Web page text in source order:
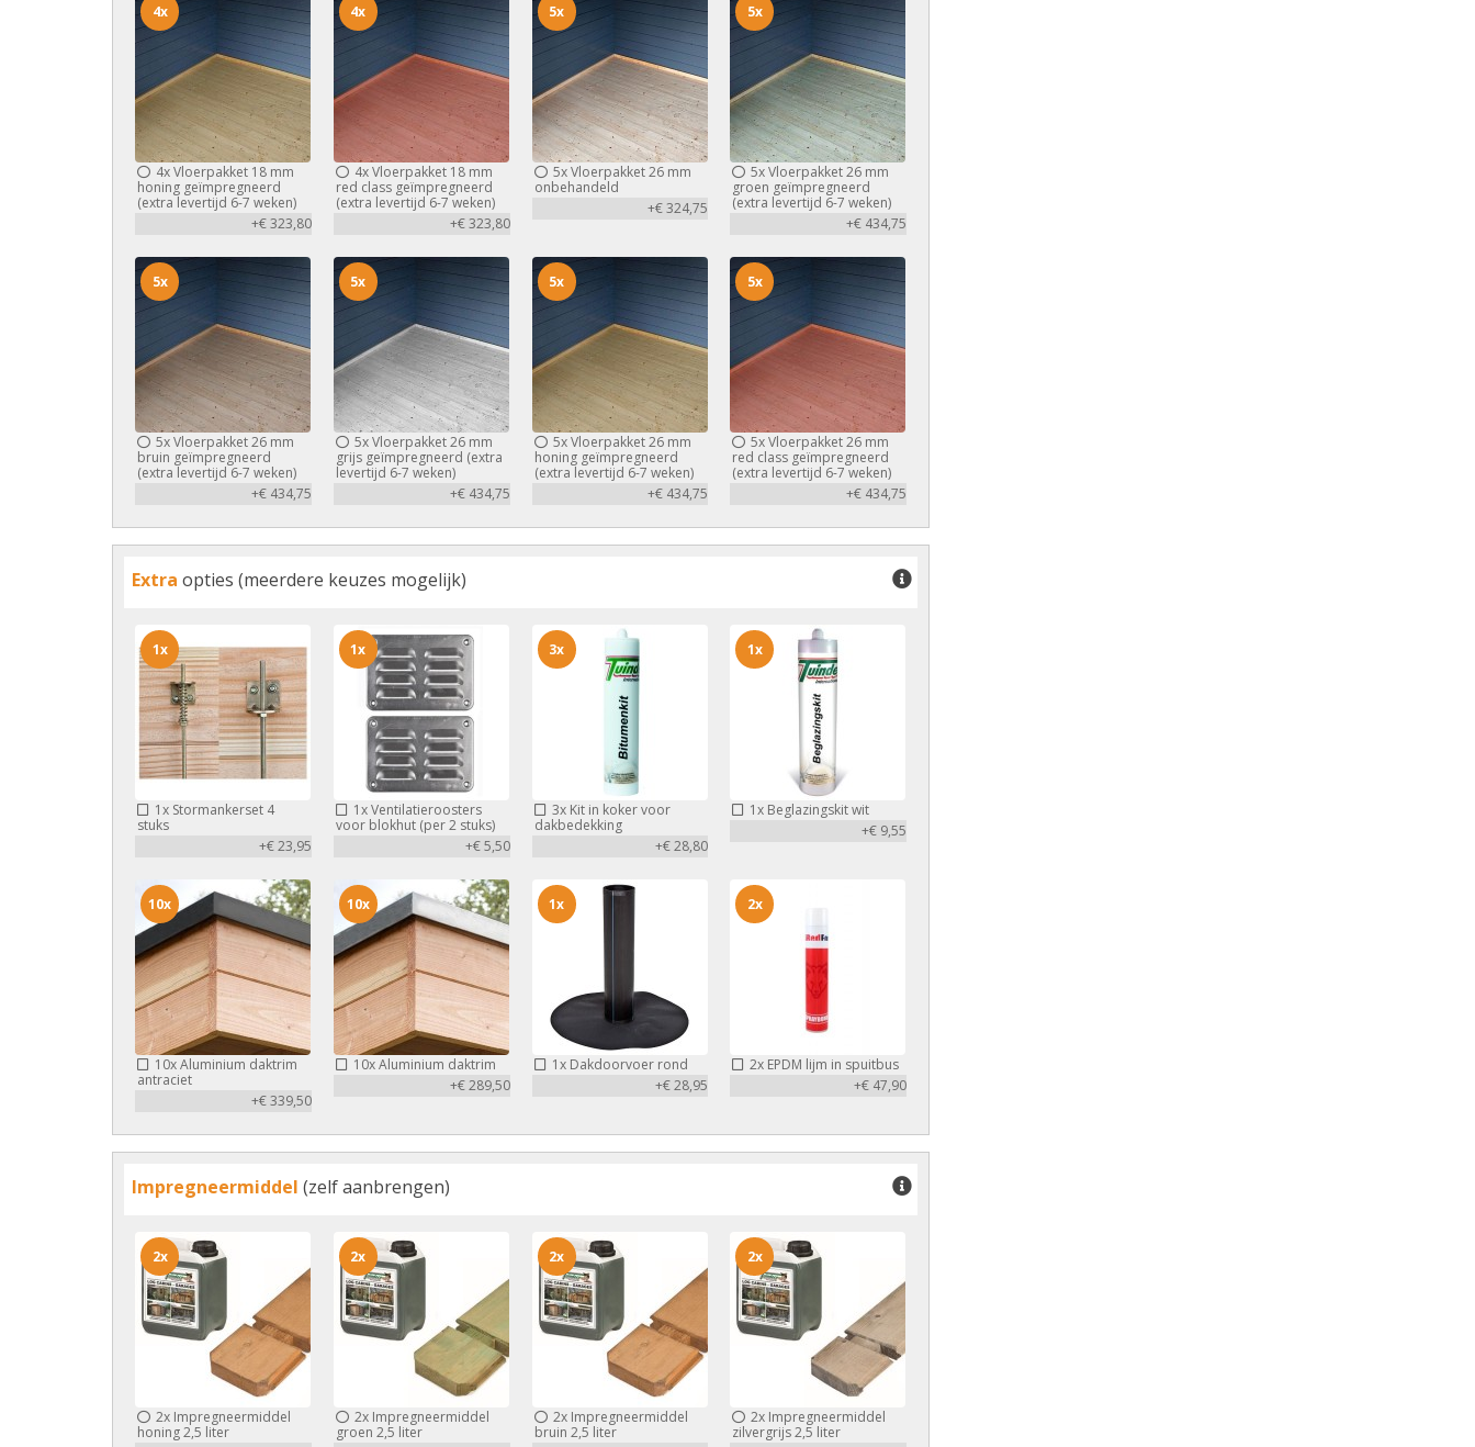
4xVloerpakket 18 mm
honing geïmpregneerd
(extra levertijd 6-7 weken)
+€ 323,80
4x
4xVloerpakket 18 mm
red class geïmpregneerd
(extra levertijd 6-7 weken)
+€ 323,80
4x
5xVloerpakket 26 mm
onbehandeld
+€ 324,75
5x
5xVloerpakket 26 mm
groen geïmpregneerd
(extra levertijd 6-7 weken)
+€ 434,75
5x
5xVloerpakket 26 mm
bruin geïmpregneerd
(extra levertijd 6-7 weken)
+€ 434,75
5x
5xVloerpakket 26 mm
grijs geïmpregneerd (extra
levertijd 6-7 weken)
+€ 434,75
5x
5xVloerpakket 26 mm
honing geïmpregneerd
(extra levertijd 6-7 weken)
+€ 434,75
5x
5xVloerpakket 26 mm
red class geïmpregneerd
(extra levertijd 6-7 weken)
+€ 434,75
5x
Extra opties (meerdere keuzes mogelijk)
1x Stormankerset 4
stuks
+€ 23,95
1x
1xVentilatieroosters
voor blokhut (per 2 stuks)
+€ 5,50
1x
3xKit in koker voor
dakbedekking
+€ 28,80
3x
1x Beglazingskit wit
+€ 9,55
1x
10xAluminium daktrim
antraciet
+€ 339,50
10x
10xAluminium daktrim
+€ 289,50
10x
1xDakdoorvoer rond
+€ 28,95
1x
2x EPDM lijm in spuitbus
+€ 47,90
2x
Impregneermiddel (zelf aanbrengen)
2x Impregneermiddel
honing 2,5 liter
2x
2xImpregneermiddel
groen 2,5 liter
2x
2xImpregneermiddel
bruin 2,5 liter
2x
2x Impregneermiddel
zilvergrijs 2,5 liter
2x